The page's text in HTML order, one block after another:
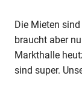
Die Mieten
braucht aber
Markthalle
sind super.